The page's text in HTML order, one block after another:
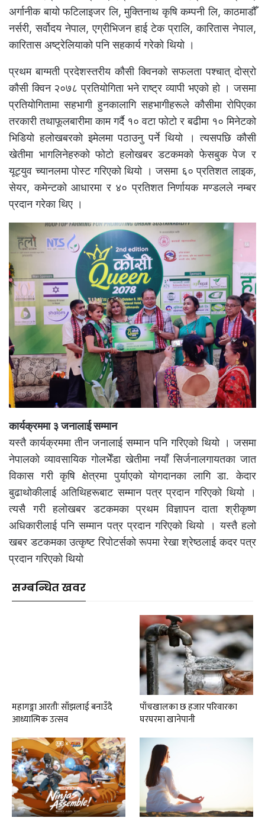
अर्गानीक बायो फटिलाइजर लि, मुक्तिनाथ कृषि कम्पनी लि, काठमाडौँ
नर्सरी, सर्वोदय नेपाल, एग्रीभिजन हाई टेक प्रालि, कारितास नेपाल,
कारितास अष्ट्रेलियाको पनि सहकार्य गरेको थियो ।
प्रथम बाग्मती प्रदेशस्तरीय कौसी क्विनको सफलता पश्चात् दोस्रो
कौसी क्विन २०७८ प्रतियोगिता भने राष्ट्र व्यापी भएको हो । जसमा
प्रतियोगितामा सहभागी हुनकालागि सहभागीहरूले कौसीमा रोपिएका
तरकारी तथाफूलबारीमा काम गर्दै १० वटा फोटो र बढीमा १० मिनेटको
भिडियो हलोखबरको इमेलमा पठाउनु पर्ने थियो । त्यसपछि कौसी
खेतीमा भागलिनेहरुको फोटो हलोखबर डटकमको फेसबुक पेज र
यूट्युव च्यानलमा पोस्ट गरिएको थियो । जसमा ६० प्रतिशत लाइक,
सेयर, कमेन्टको आधारमा र ४० प्रतिशत निर्णायक मण्डलले नम्बर
प्रदान गरेका थिए ।
कार्यक्रममा ३ जनालाई सम्मान
यस्तै कार्यक्रममा तीन जनालाई सम्मान पनि गरिएको थियो । जसमा
नेपालको व्यावसायिक गोलभेँडा खेतीमा नयाँ सिर्जनालगायतका जात
विकास गरी कृषि क्षेत्रमा पुर्याएको योगदानका लागि डा. केदार
बुढाथोकीलाई अतिथिहरूबाट सम्मान पत्र प्रदान गरिएको थियो ।
त्यसै गरी हलोखबर डटकमका प्रथम विज्ञापन दाता श्रीकृष्ण
अधिकारीलाई पनि सम्मान पत्र प्रदान गरिएको थियो । यस्तै हलो
खबर डटकमका उत्कृष्ट रिपोटर्सको रूपमा रेखा श्रेष्ठलाई कदर पत्र
प्रदान गरिएको थियो
सम्बन्धित खवर
महागङ्गा आरतीः साँझलाई बनाउँदै
आध्यात्मिक उत्सव
पाँचखालका छ हजार परिवारका
घरघरमा खानेपानी